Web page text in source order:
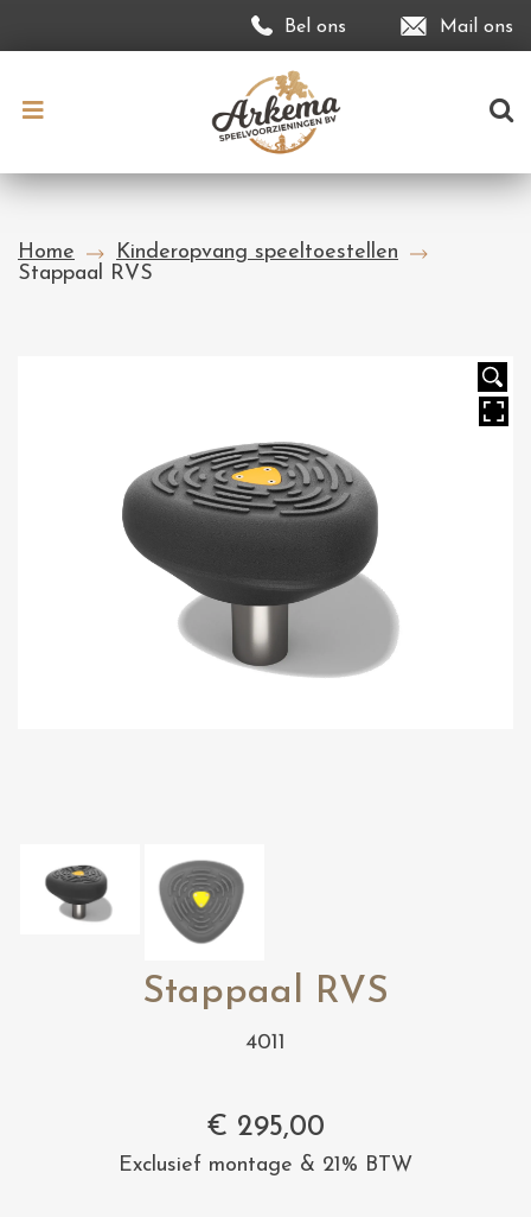
Bel ons Mail ons
Home
Kinderopvang speeltoestellen
Stappaal RVS
Stappaal RVS
4011
€ 295,00
Exclusief montage & 21% BTW